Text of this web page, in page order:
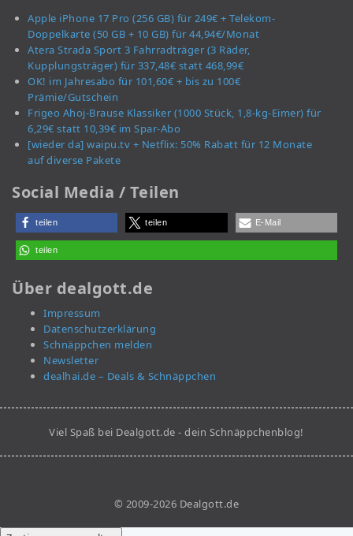
Apple iPhone 17 Pro (256 GB) für 249€ + Telekom-
Doppelkarte (50 GB + 10 GB) für 44,94€/Monat
Atera Strada Sport 3 Fahrradträger (3 Räder,
Kupplungsträger) für 337,48€ statt 468,99€
OK! im Jahresabo für 101,60€ + bis zu 100€
Prämie/Gutschein
Frigeo Ahoj-Brause Klassiker (1000 Stück, 1,8-kg-Eimer) für
6,29€ statt 10,39€ im Spar-Abo
[wieder da] waipu.tv + Netflix: 50% Rabatt für 12 Monate
auf diverse Pakete
Social Media / Teilen
teilen teilen E-Mail
teilen
Über dealgott.de
Impressum
Datenschutzerklärung
Schnäppchen melden
Newsletter
dealhai.de – Deals & Schnäppchen
Viel Spaß bei Dealgott.de - dein Schnäppchenblog!
© 2009-2026 Dealgott.de